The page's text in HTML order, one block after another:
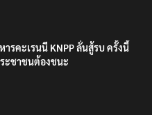
รคะเรนนี KNPP ลั่นสู้รบ ครั้งนี้
ะชาชนต้องชนะ